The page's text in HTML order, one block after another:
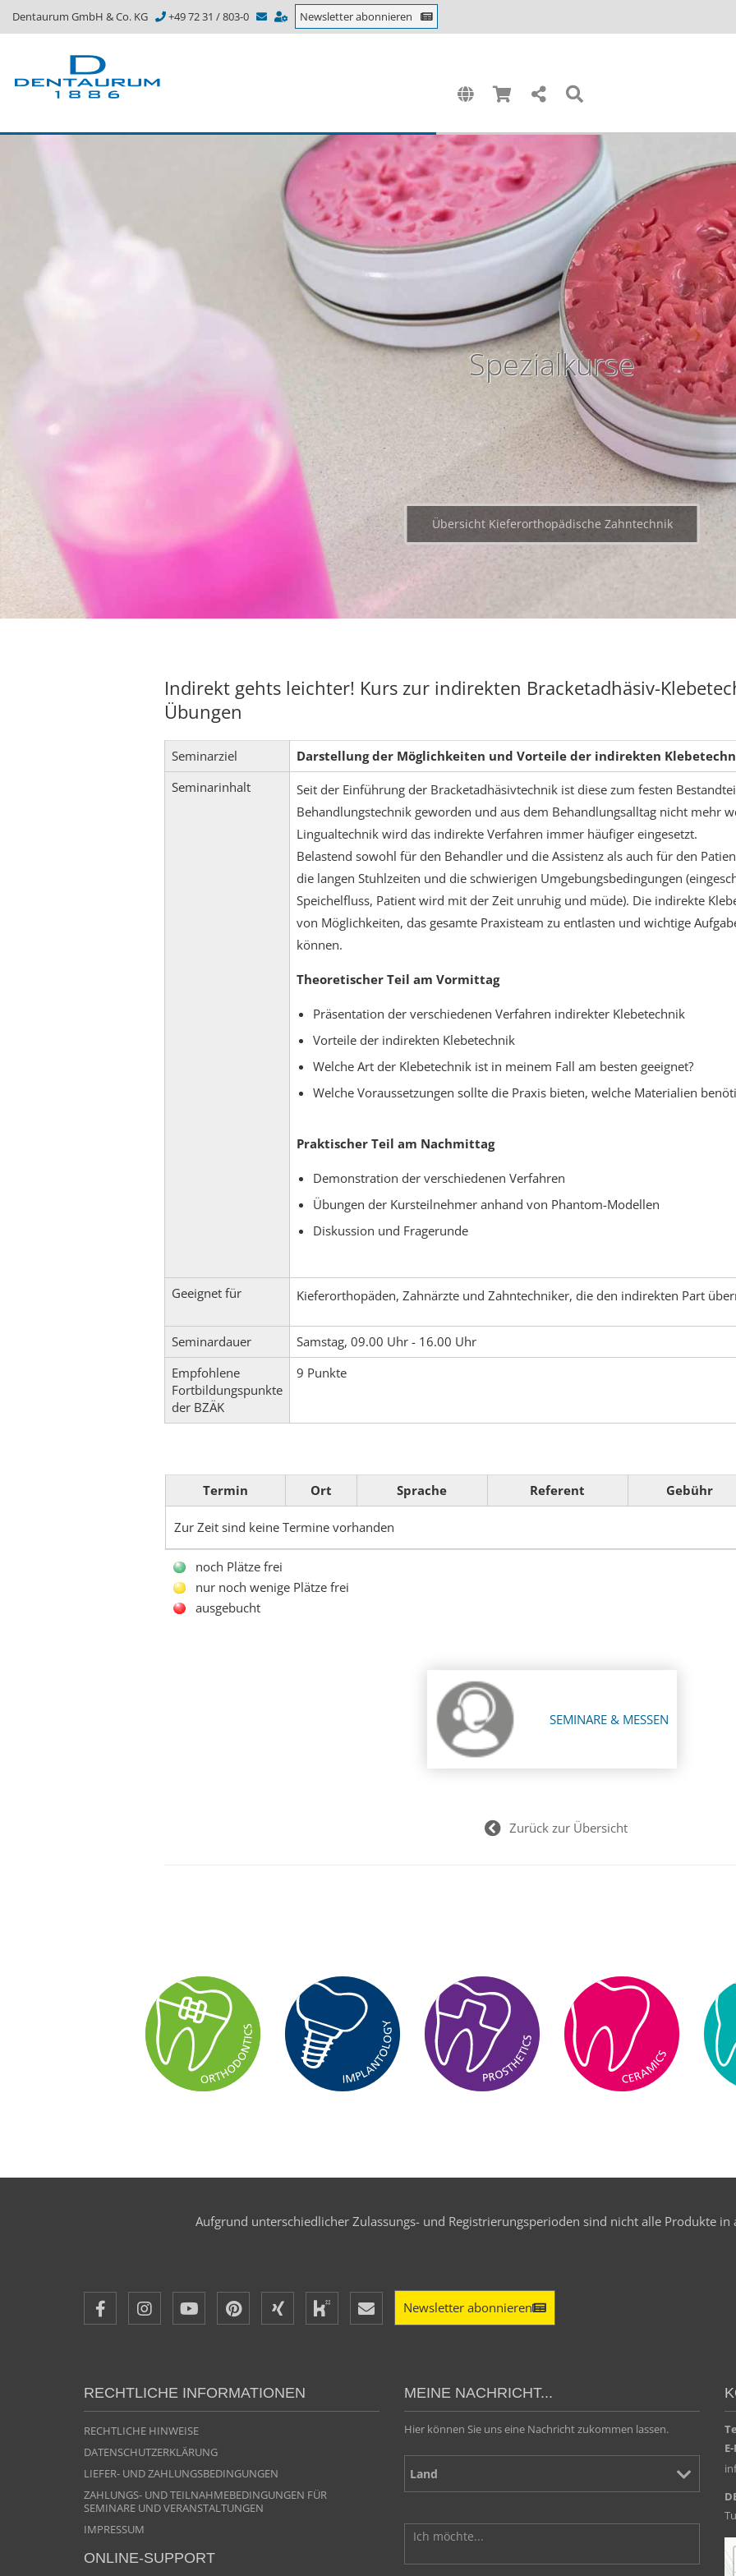
Dentaurum GmbH & Co. KG +49 72 31 / 803-0 Newsletter abonnieren
Spezialkurse
Übersicht Kieferorthopädische Zahntechnik
Indirekt gehts leichter! Kurs zur indirekten Bracketadhäsiv-
Übungen
Seminarziel
Darstellung der Möglichkeiten und Vorteile der indirekten
Seminarinhalt
Seit der Einführung der Bracketadhäsivtechnik ist diese zum festen
Behandlungstechnik geworden und aus dem Behandlungsalltag nicht mehr
Lingualtechnik wird das indirekte Verfahren immer häufiger eingesetzt.
Belastend sowohl für den Behandler und die Assistenz als auch für den
die langen Stuhlzeiten und die schwierigen Umgebungsbedingungen
Speichelfluss, Patient wird mit der Zeit unruhig und müde). Die indirekte
von Möglichkeiten, das gesamte Praxisteam zu entlasten und wichtige
können.
Theoretischer Teil am Vormittag
Präsentation der verschiedenen Verfahren indirekter Klebetechnik
Vorteile der indirekten Klebetechnik
Welche Art der Klebetechnik ist in meinem Fall am besten geeignet?
Welche Voraussetzungen sollte die Praxis bieten, welche Materialien
Praktischer Teil am Nachmittag
Demonstration der verschiedenen Verfahren
Übungen der Kursteilnehmer anhand von Phantom-Modellen
Diskussion und Fragerunde
Geeignet für Kieferorthopäden, Zahnärzte und Zahntechniker, die den indirekten Part
Seminardauer
Samstag, 09.00 Uhr - 16.00 Uhr
Empfohlene
Fortbildungspunkte
der BZÄK
9 Punkte
Termin Ort Sprache Referent Gebühr
Zur Zeit sind keine Termine vorhanden
noch Plätze frei
nur noch wenige Plätze frei
ausgebucht
SEMINARE & MESSEN
Zurück zur Übersicht
Aufgrund unterschiedlicher Zulassungs- und Registrierungsperioden sind nicht alle Produkte
Newsletter abonnieren
RECHTLICHE INFORMATIONEN
RECHTLICHE HINWEISE
DATENSCHUTZERKLÄRUNG
LIEFER- UND ZAHLUNGSBEDINGUNGEN
ZAHLUNGS- UND TEILNAHMEBEDINGUNGEN FÜR
SEMINARE UND VERANSTALTUNGEN
IMPRESSUM
ONLINE-SUPPORT
MEINE NACHRICHT...
Hier können Sie uns eine Nachricht zukommen lassen.